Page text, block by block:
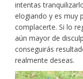
intentas
elogiando y es muy
complacerte. Si lo
aún mayor de
conseguirás
realmente deseas.